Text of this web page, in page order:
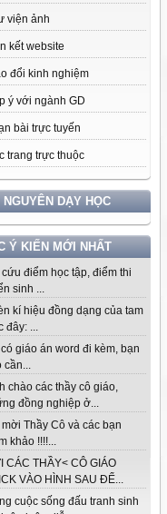
viện ảnh
kết website
đổi kinh nghiệm
ý với ngành GD
bài trực tuyến
trang trực thuộc
NGUYÊN DẠY HỌC
Ý KIẾN MỚI NHẤT
cứu điểm học tập, điểm thi
sinh ...
kí hiệu đồng dạng của tam
đây: ...
giáo án word đi kèm, bạn
cần...
chào các thầy cô giáo,
đồng nghiệp ở...
Thầy Cô và các bạn
khảo !!!!...
CÁC THẦY< CÔ GIÁO
VÀO HÌNH SAU ĐỂ...
cuộc sống đấu tranh sinh